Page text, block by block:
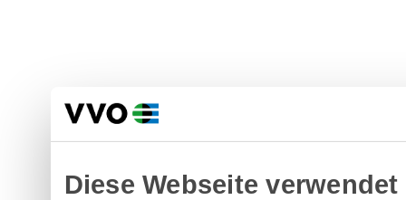
Diese Webseite